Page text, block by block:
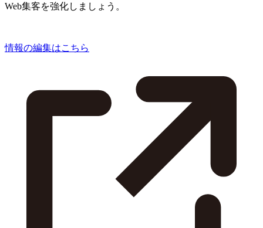
Web集客を強化しましょう。
情報の編集はこちら